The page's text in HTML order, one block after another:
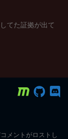
てた証拠が出て
メントがロストし